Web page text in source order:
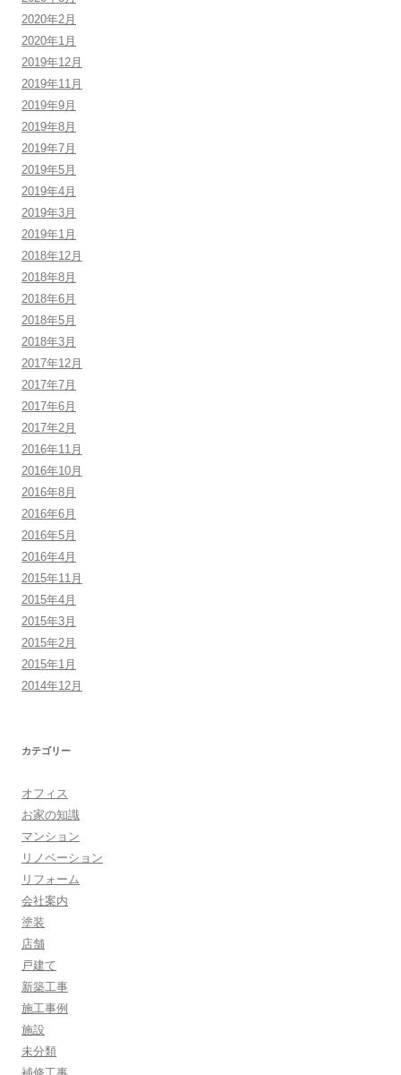
2020年2月
2020年1月
2019年12月
2019年11月
2019年9月
2019年8月
2019年7月
2019年5月
2019年4月
2019年3月
2019年1月
2018年12月
2018年8月
2018年6月
2018年5月
2018年3月
2017年12月
2017年7月
2017年6月
2017年2月
2016年11月
2016年10月
2016年8月
2016年6月
2016年5月
2016年4月
2015年11月
2015年4月
2015年3月
2015年2月
2015年1月
2014年12月
カテゴリー
オフィス
お家の知識
マンション
リノベーション
リフォーム
会社案内
塗装
店舗
戸建て
新築工事
施工事例
施設
未分類